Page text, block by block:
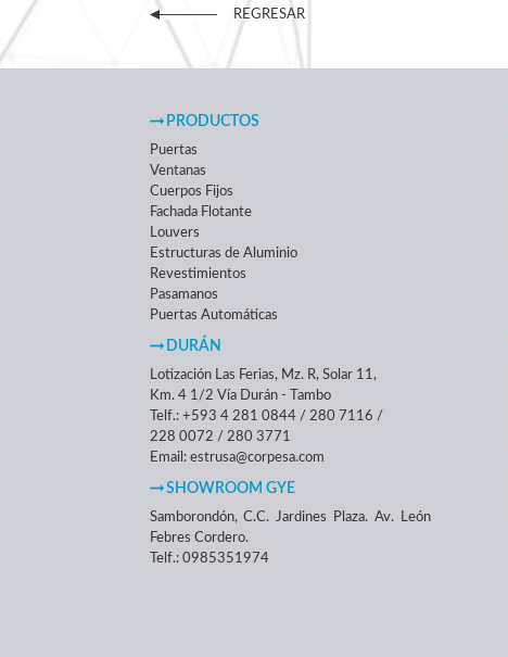
REGRESAR
PRODUCTOS
Puertas
Ventanas
Cuerpos Fijos
Fachada Flotante
Louvers
Estructuras de Aluminio
Revestimientos
Pasamanos
Puertas Automáticas
DURÁN
Lotización Las Ferias, Mz. R, Solar 11,
Km. 4 1/2 Vía Durán - Tambo
Telf.: +593 4 281 0844 / 280 7116 /
228 0072 / 280 3771
Email: estrusa@corpesa.com
SHOWROOM GYE
Samborondón, C.C. Jardines Plaza. Av. León
Febres Cordero.
Telf.: 0985351974